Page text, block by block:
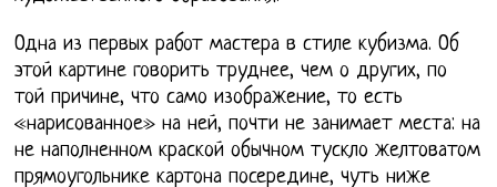
Одна из первых работ мастера в стиле кубизма. Об
этой картине говорить труднее, чем о других, по
той причине, что само изображение, то есть
«нарисованное» на ней, почти не занимает места: на
не наполненном краской обычном тускло желтоватом
прямоугольнике картона посередине, чуть ниже